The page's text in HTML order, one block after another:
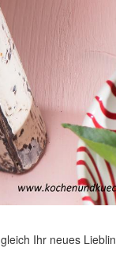
gleich Ihr neues